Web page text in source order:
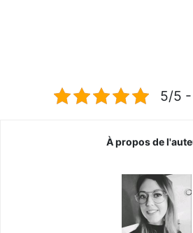
5/5
À propos de